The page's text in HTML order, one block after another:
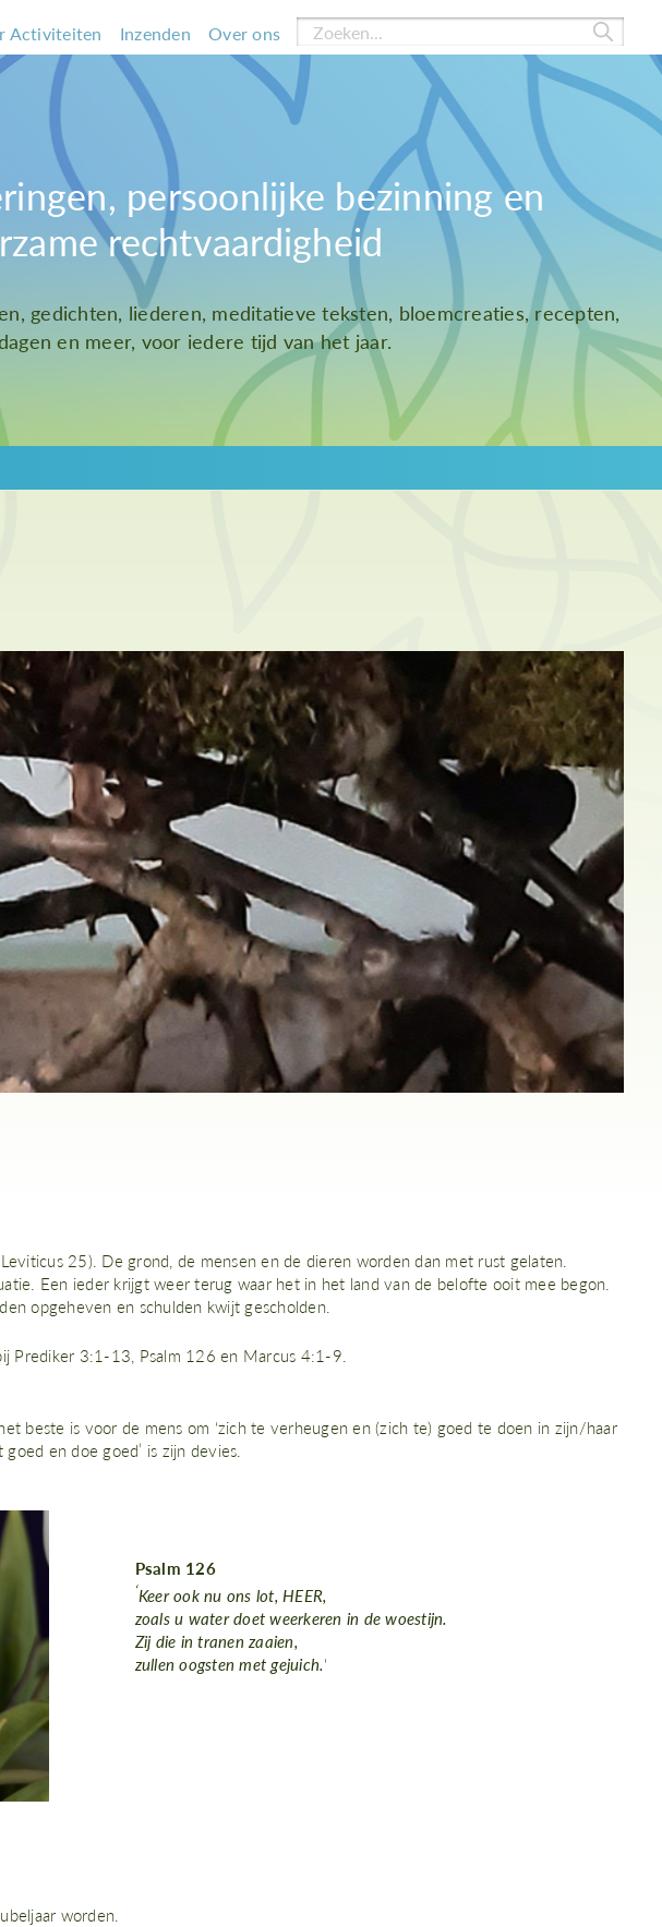
Activiteiten Inzenden Over ons
persoonlijke bezinning en
rechtvaardigheid
gedichten, liederen, meditatieve teksten, bloemcreaties, recepten,
en meer, voor iedere tijd van het jaar.
25). De grond, de mensen en de dieren worden dan met rust gelaten.
Een ieder krijgt weer terug waar het in het land van de belofte ooit mee begon.
opgeheven en schulden kwijt gescholden.
Prediker 3:1-13, Psalm 126 en Marcus 4:1-9.
beste is voor de mens om ‘zich te verheugen en (zich te) goed te doen in zijn/haar
en doe goed’ is zijn devies.
Psalm 126
‘Keer ook nu ons lot, HEER,
zoals u water doet weerkeren in de woestijn.
Zij die in tranen zaaien,
zullen oogsten met gejuich.‘
worden.